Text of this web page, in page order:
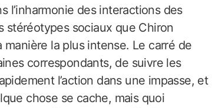
l’inharmonie des interactions des
stéréotypes sociaux que Chiron
la plus intense. Le carré de
correspondants, de suivre les
l’action dans une impasse, et
chose se cache, mais quoi